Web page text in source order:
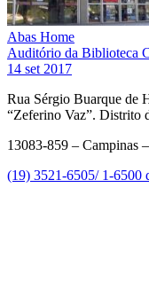
Abas Home
Auditório da Biblioteca
14 set 2017
Rua Sérgio Buarque de
“Zeferino Vaz”. Distrito
13083-859 – Campinas
(19) 3521-6505/ 1-6500